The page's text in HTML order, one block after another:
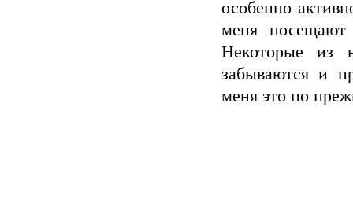
особенно
меня
Некоторые из
забываются и
меня это по